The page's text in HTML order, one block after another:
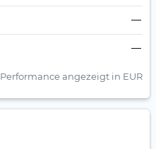
—
—
Performance angezeigt in EUR